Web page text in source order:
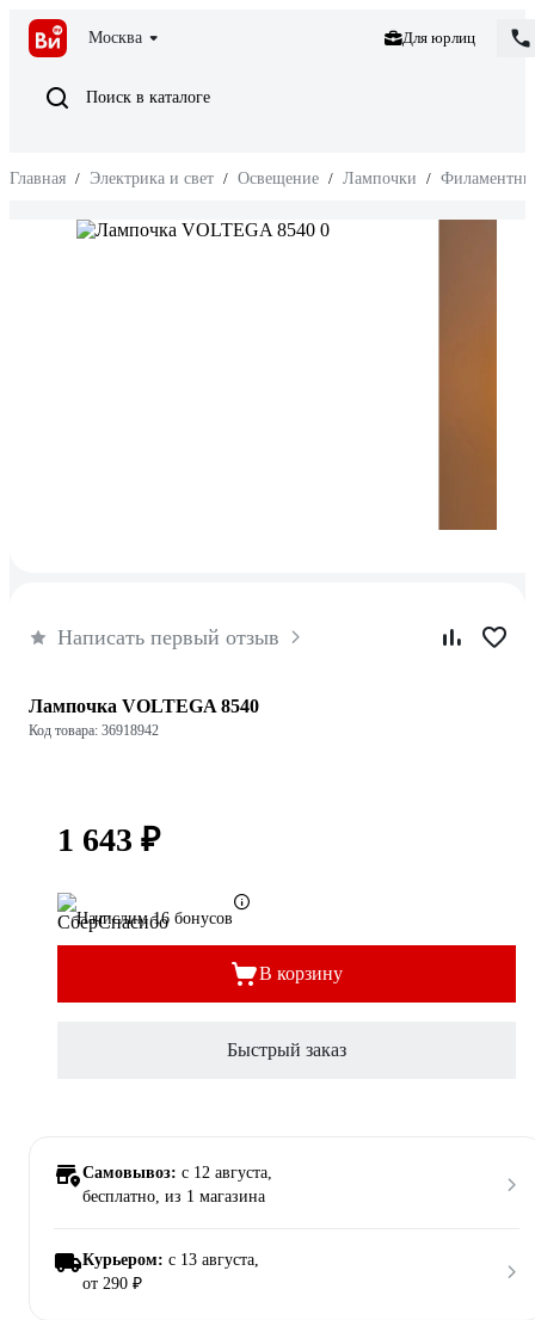
Москва Для юрлиц
Поиск в каталоге
Главная / Электрика и свет / Освещение / Лампочки /
Написать первый отзыв
Лампочка VOLTEGA 8540
Код товара: 36918942
1 643 ₽
Начислим 16 бонусов
В корзину
Быстрый заказ
Самовывоз: c 12 августа,
бесплатно, из 1 магазина
Курьером: c 13 августа,
от 290 ₽